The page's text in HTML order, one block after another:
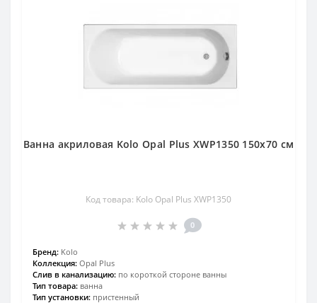
Ванна акриловая Kolo Opal Plus XWP1350 150х70 см
Код товара: Kolo Opal Plus XWP1350
0
Бренд: Kolo
Коллекция: Opal Plus
Слив в канализацию: по короткой стороне ванны
Тип товара: ванна
Тип установки: пристенный